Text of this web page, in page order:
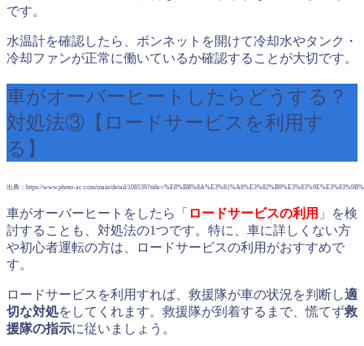
です。
水温計を確認したら、ボンネットを開けて冷却水やタンク・
冷却ファンが正常に働いているか確認することが大切です。
車がオーバーヒートしたらどうする？
対処法③【ロードサービスを利用す
る】
出典：https://www.photo-ac.com/main/detail/
車がオーバーヒートをしたら「 ロードサービスの利用 」を検
討することも、対処法の1つです。特に、車に詳しくない方
や初心者運転の方は、ロードサービスの利用がおすすめで
す。
ロードサービスを利用すれば、救援隊が車の状況を判断し適
切な対処をしてくれます。救援隊が到着するまで、慌てず救
援隊の指示に従いましょう。